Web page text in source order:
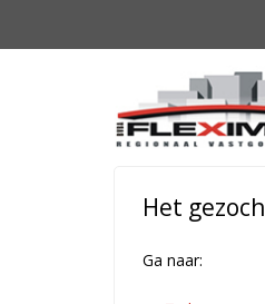
Het
Ga naar: